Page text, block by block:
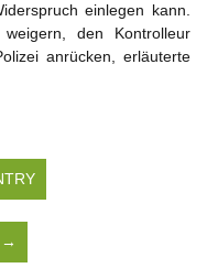
einlegen kann.
den Kontrolleur
anrücken, erläuterte
→